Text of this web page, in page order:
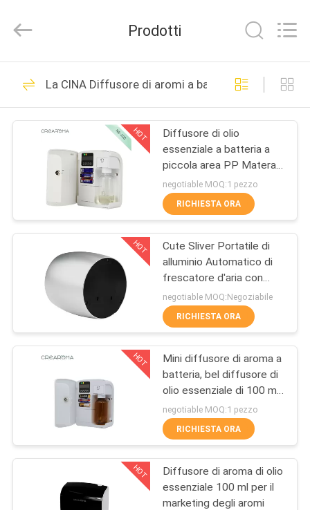
CASA
PRODOTTI
MOSTRA
VR
CIRCA
GIRO
DELLA
FABBRICA
CONTROLLO
DI
QUALITÀ
Online
Market.
Reserved.
Macchina del
diffusore dell'aroma
53
Macchina diffusore
di profumo
51
macchina diffusore
di oli essenziali
56
Prodotti
La CINA Diffusore di aromi a batteria
HOT
Diffusore di olio
essenziale a batteria a
piccola area PP Materail
per camera d'albergo
negotiable MOQ:1 pezzo
RICHIESTA ORA
HOT
Cute Sliver Portatile di
alluminio Automatico di
frescatore d'aria con
bottiglia di vetro da 60 ml
negotiable MOQ:Negoziabile
RICHIESTA ORA
HOT
Mini diffusore di aroma a
batteria, bel diffusore di
olio essenziale di 100 ml
di capacità
negotiable MOQ:1 pezzo
RICHIESTA ORA
HOT
Diffusore di aroma di olio
essenziale 100 ml per il
marketing degli aromi